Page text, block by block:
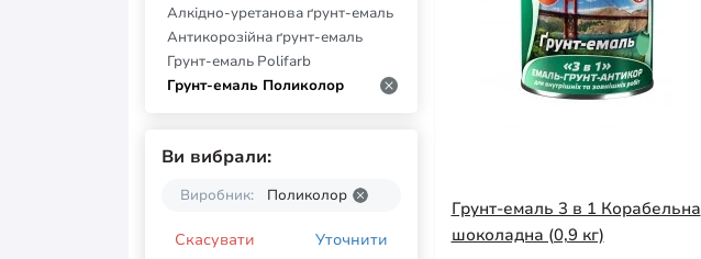
Алкідно-уретанова ґрунт-емаль
Антикорозійна ґрунт-емаль
Грунт-емаль Polifarb
Грунт-емаль Поликолор
Ви вибрали:
Виробник: Поликолор
Скасувати Уточнити
Грунт-емаль 3 в 1 Корабельна
шоколадна (0,9 кг)